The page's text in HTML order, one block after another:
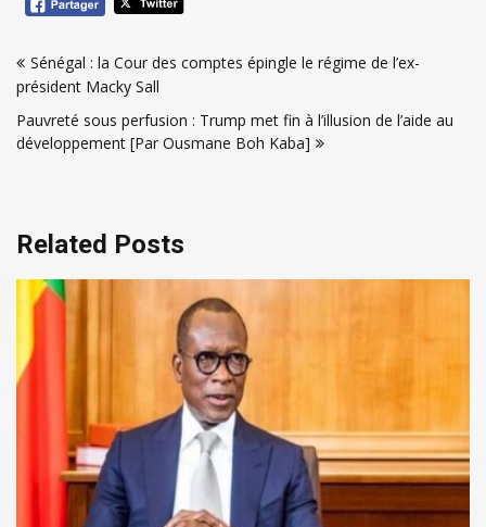
de
l’article
Sénégal : la Cour des comptes épingle le régime de l’ex-
président Macky Sall
Pauvreté sous perfusion : Trump met fin à l’illusion de l’aide au
développement [Par Ousmane Boh Kaba]
Related Posts